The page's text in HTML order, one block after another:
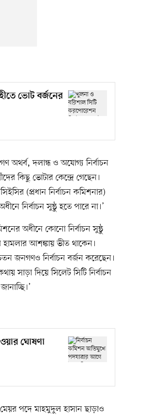
ভোট বর্জনের
অথর্ব, দলান্ধ ও অযোগ্য নির্বাচন
কিছু ভোটার কেন্দ্রে গেছেন।
(প্রধান নির্বাচন কমিশনার)
নির্বাচন সুষ্ঠু হতে পারে না।’
অধীনে কোনো নির্বাচন সুষ্ঠু
আশঙ্কায় ভীত থাকেন।
জনগণও নির্বাচন বর্জন করেছেন।
সাড়া দিয়ে সিলেট সিটি নির্বাচন
ঘোষণা
পদে মাহমুদুল হাসান ছাড়াও